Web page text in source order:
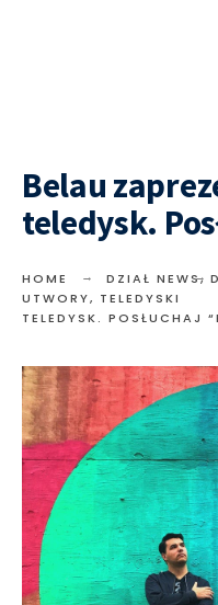
Belau
teledysk.
HOME DZIAŁ NEWS,
UTWORY, TELEDYSKI
TELEDYSK. POSŁUCHAJ